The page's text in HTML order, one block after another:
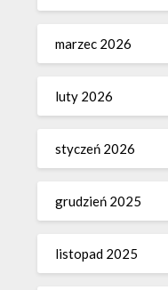
marzec 2026
luty 2026
styczeń 2026
grudzień 2025
listopad 2025